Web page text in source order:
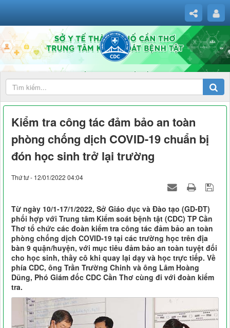
Kiểm tra công tác đảm bảo an toàn
phòng chống dịch COVID-19 chuẩn bị
đón học sinh trở lại trường
Thứ tư - 12/01/2022 04:04
Từ ngày 10/1-17/1/2022, Sở Giáo dục và Đào tạo (GD-ĐT)
phối hợp với Trung tâm Kiểm soát bệnh tật (CDC) TP Cần
Thơ tổ chức các đoàn kiểm tra công tác đảm bảo an toàn
phòng chống dịch COVID-19 tại các trường học trên địa
bàn 9 quận/huyện, với mục tiêu đảm bảo an toàn tuyệt đối
cho học sinh, thầy cô khi quay lại dạy và học trực tiếp. Về
phía CDC, ông Trần Trường Chinh và ông Lâm Hoàng
Dũng, Phó Giám đốc CDC Cần Thơ cùng đi với đoàn kiểm
tra.